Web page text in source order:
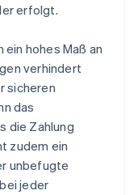
erfolgt.
hohes Maß an
verhindert
sicheren
das
die Zahlung
zudem ein
unbefugte
jeder